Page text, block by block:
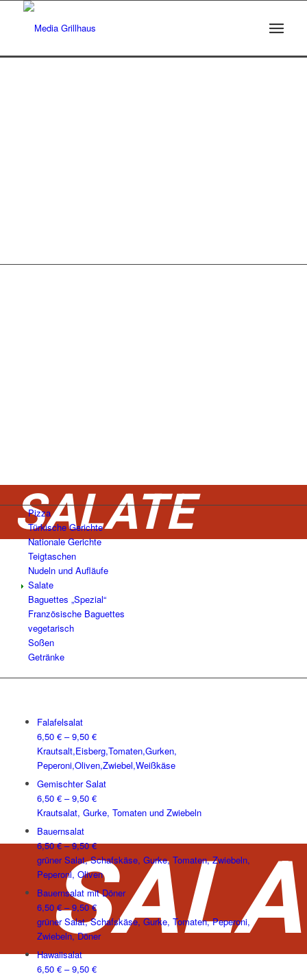
SALATE
Pizza
Türkische Gerichte
Nationale Gerichte
Teigtaschen
Nudeln und Aufläufe
Salate
Baguettes „Spezial“
Französische Baguettes
vegetarisch
Soßen
Getränke
Falafelsalat
6,50 €–9,50 €
Krautsalt,Eisberg,Tomaten,Gurken,
Peperoni,Oliven,Zwiebel,Weißkäse
Gemischter Salat
6,50 €–9,50 €
Krautsalat, Gurke, Tomaten und Zwiebeln
Bauernsalat
6,50€–9,50€
grüner Salat, Schafskäse, Gurke, Tomaten, Zwiebeln,
Peperoni, Oliven
Bauernsalat mit Döner
6,50 €–9,50€
grüner Salat, Schafskäse, Gurke, Tomaten, Peperoni,
Zwiebeln, Döner
Hawaiisalat
6,50 €–9,50 €